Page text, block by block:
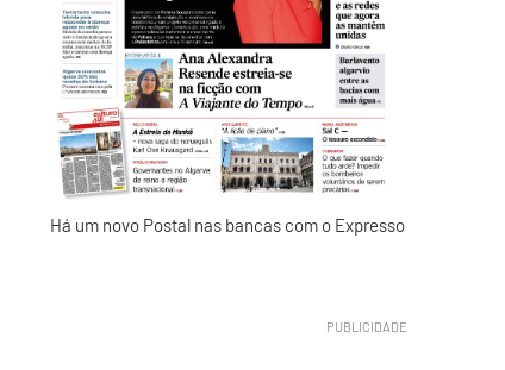
Há um novo Postal nas bancas com o Expresso